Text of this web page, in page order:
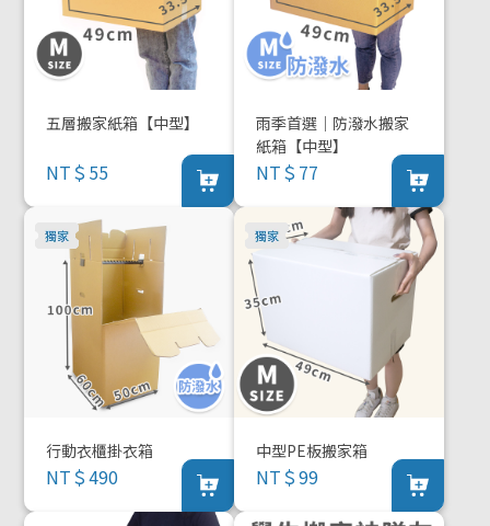
五層搬家紙箱【中型】
NT＄55
雨季首選｜防潑水搬家
紙箱【中型】
NT＄77
行動衣櫃掛衣箱
NT＄490
中型PE板搬家箱
NT＄99